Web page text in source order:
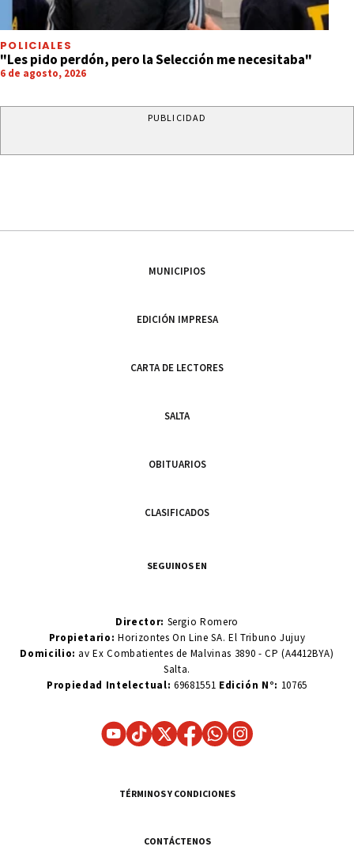
POLICIALES
"Les pido perdón, pero la Selección me necesitaba"
6 de agosto, 2026
PUBLICIDAD
MUNICIPIOS
EDICIÓN IMPRESA
CARTA DE LECTORES
SALTA
OBITUARIOS
CLASIFICADOS
SEGUINOS EN
Director: Sergio Romero
Propietario:Horizontes On Line SA. El Tribuno Jujuy
Domicilio: av Ex Combatientes de Malvinas 3890 - CP (A4412BYA)
Salta.
Propiedad Intelectual: 69681551 Edición N°: 10765
TÉRMINOS Y CONDICIONES
CONTÁCTENOS